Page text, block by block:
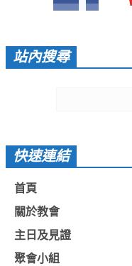
陪讀班活動相簿
大甲靈糧堂 FB粉絲專頁
聖經 和合本
好消息衛星電視台
站內搜尋
快速連結
首頁
關於教會
主日及見證
聚會小組